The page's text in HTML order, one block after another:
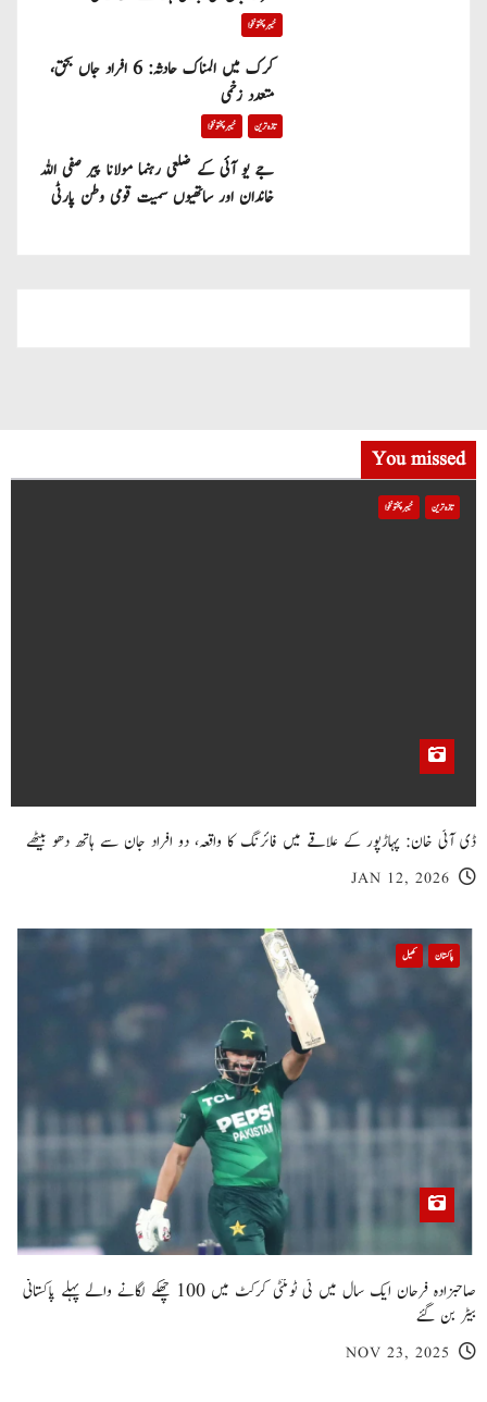
خیبر پختونخوا
کرک میں المناک حادثہ: 6 افراد جاں بحق،
متعدد زخمی
تازہ ترین خیبر پختونخوا
جے یو آئی کے ضلعی رہنما مولانا پیر صفی اللہ
خاندان اور ساتھیوں سمیت قومی وطن پارٹی
You missed
تازہ ترین خیبر پختونخوا
ڈی آئی خان: پہاڑپور کے علاقے میں فائرنگ کا واقعہ، دو افراد جان سے ہاتھ دھو بیٹھے
JAN 12, 2026
پاکستان کھیل
صاحبزادہ فرحان ایک سال میں ٹی ٹوئنٹی کرکٹ میں 100 چھکے لگانے والے پہلے پاکستانی
بیٹر بن گئے
NOV 23, 2025